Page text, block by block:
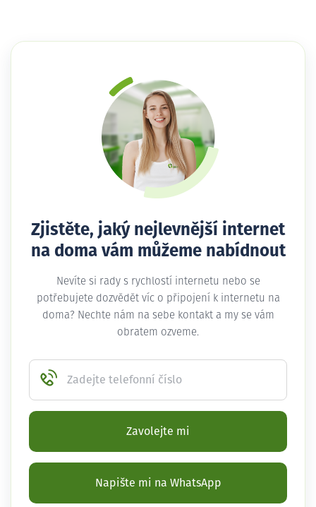
Zjistěte, jaký nejlevnější internet
na doma vám můžeme nabídnout
Nevíte si rady s rychlostí internetu nebo se
potřebujete dozvědět víc o připojení k internetu na
doma? Nechte nám na sebe kontakt a my se vám
obratem ozveme.
Zadejte telefonní číslo
Zavolejte mi
Napište mi na WhatsApp